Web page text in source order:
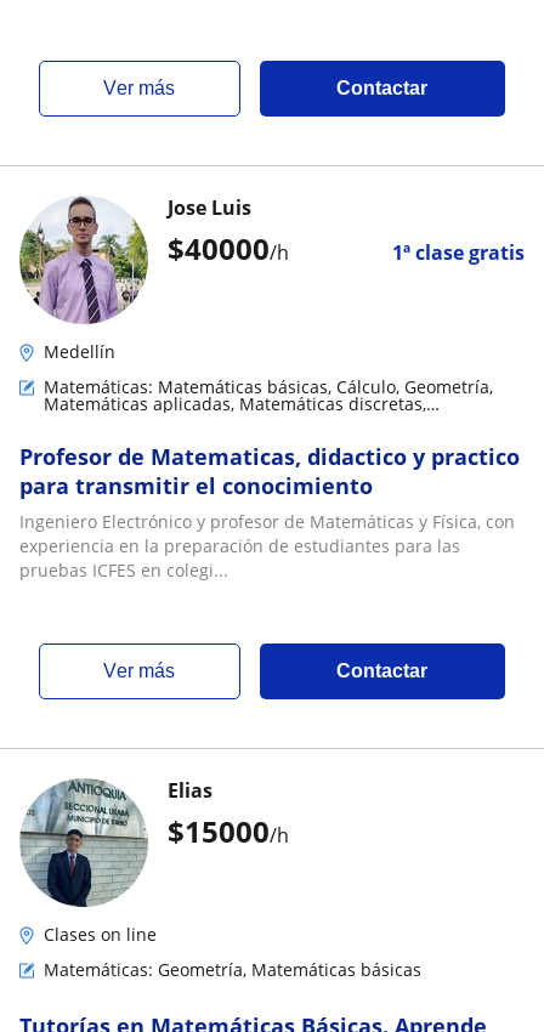
ver más Contactar
$40000/h 1ª clase gratis
Jose Luis
Medellín
Matemáticas: Matemáticas básicas, Cálculo, Geometría,
Matemáticas aplicadas, Matemáticas discretas,
Profesor de Matematicas, didactico y practico
para transmitir el conocimiento
Ingeniero Electrónico y profesor de Matemáticas y Física, con
experiencia en la preparación de estudiantes para las
pruebas ICFES en colegi...
ver más Contactar
$15000/h
Elias
Clases on line
Matemáticas: Geometría, Matemáticas básicas
Tutorías en Matemáticas Básicas. Aprende